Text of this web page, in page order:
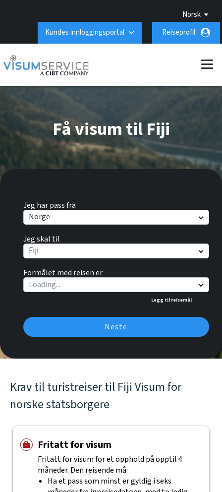
Norsk
Kundes innloggingsportal
Reiseprofil
Jeg har pass fra
Norge
Jeg skal til
Fiji
Formålet med reisen er
Legg til reisemål
Neste
Få visum til Fiji
Krav til turistreiser til Fiji Visum for
norske statsborgere
Fritatt for visum
Fritatt for visum for et opphold på opptil 4
måneder. Den reisende må:
Ha et pass som minst er gyldig i seks